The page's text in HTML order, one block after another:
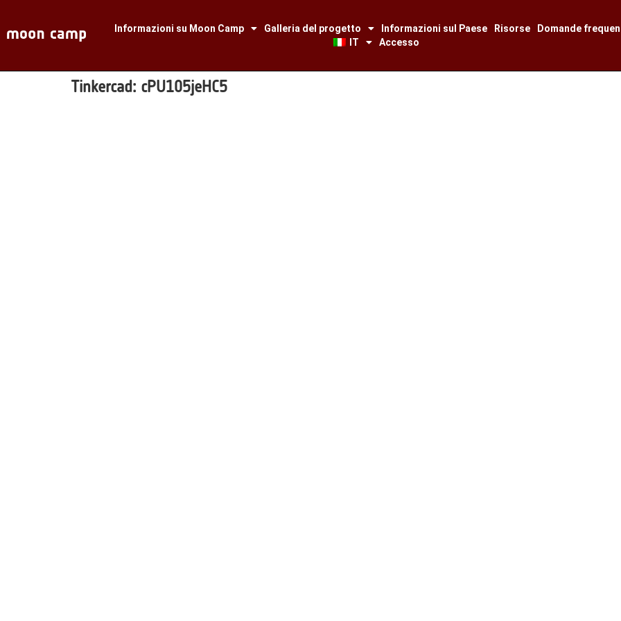
Informazioni su Moon Camp Galleria del progetto Informazioni sul Paese Risorse
Domande
IT
Accesso
Tinkercad: cPU105jeHC5